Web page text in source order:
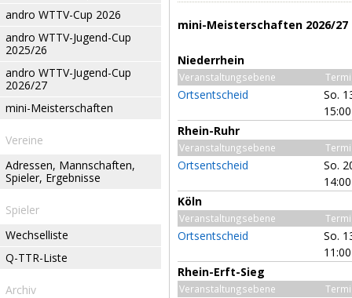
andro WTTV-Cup 2026
andro WTTV-Jugend-Cup
2025/26
andro WTTV-Jugend-Cup
2026/27
mini-Meisterschaften
Vereine
Adressen, Mannschaften,
Spieler, Ergebnisse
Spieler
Wechselliste
Q-TTR-Liste
Archiv
mini-Meisterschaften 2026/27
Niederrhein
Veranstaltungsebene
Ortsentscheid
So.
Rhein-Ruhr
Veranstaltungsebene
Ortsentscheid
So.
Köln
Veranstaltungsebene
Ortsentscheid
So.
Rhein-Erft-Sieg
Veranstaltungsebene